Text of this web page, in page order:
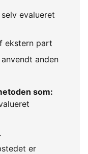
evalueret
ekstern part
anden
som:
er